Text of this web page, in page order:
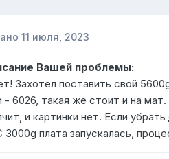
11 июля, 2023
Вашей проблемы:
Захотел поставить свой
6026, такая же стоит и на мат.
и картинки нет. Если убрать
3000g плата запускалась,